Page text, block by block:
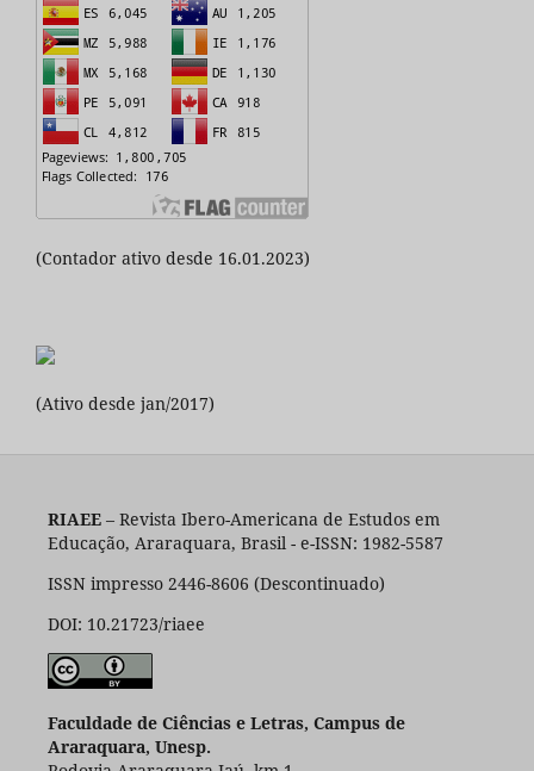
(Contador ativo desde 16.01.2023)
(Ativo desde jan/2017)
RIAEE– Revista Ibero-Americana de Estudos em
Educação, Araraquara, Brasil - e-ISSN: 1982-5587
ISSN impresso 2446-8606 (Descontinuado)
DOI: 10.21723/riaee
Faculdade de Ciências e Letras, Campus de
Araraquara, Unesp.